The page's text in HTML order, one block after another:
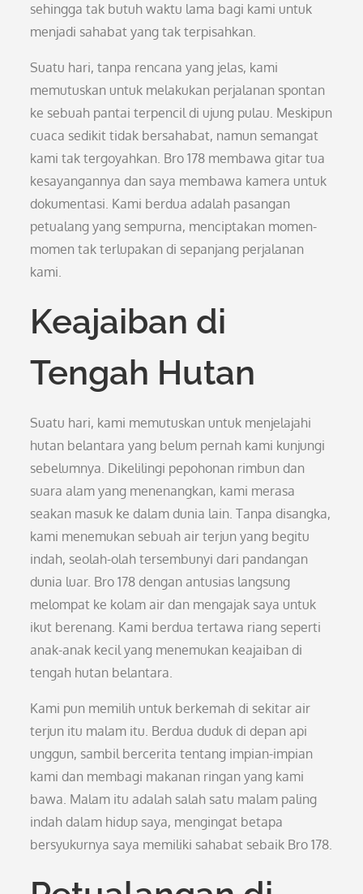
sehingga tak butuh waktu lama bagi kami untuk
menjadi sahabat yang tak terpisahkan.
Suatu hari, tanpa rencana yang jelas, kami
memutuskan untuk melakukan perjalanan spontan
ke sebuah pantai terpencil di ujung pulau. Meskipun
cuaca sedikit tidak bersahabat, namun semangat
kami tak tergoyahkan. Bro 178 membawa gitar tua
kesayangannya dan saya membawa kamera untuk
dokumentasi. Kami berdua adalah pasangan
petualang yang sempurna, menciptakan momen-
momen tak terlupakan di sepanjang perjalanan
kami.
Keajaiban di
Tengah Hutan
Suatu hari, kami memutuskan untuk menjelajahi
hutan belantara yang belum pernah kami kunjungi
sebelumnya. Dikelilingi pepohonan rimbun dan
suara alam yang menenangkan, kami merasa
seakan masuk ke dalam dunia lain. Tanpa disangka,
kami menemukan sebuah air terjun yang begitu
indah, seolah-olah tersembunyi dari pandangan
dunia luar. Bro 178 dengan antusias langsung
melompat ke kolam air dan mengajak saya untuk
ikut berenang. Kami berdua tertawa riang seperti
anak-anak kecil yang menemukan keajaiban di
tengah hutan belantara.
Kami pun memilih untuk berkemah di sekitar air
terjun itu malam itu. Berdua duduk di depan api
unggun, sambil bercerita tentang impian-impian
kami dan membagi makanan ringan yang kami
bawa. Malam itu adalah salah satu malam paling
indah dalam hidup saya, mengingat betapa
bersyukurnya saya memiliki sahabat sebaik Bro 178.